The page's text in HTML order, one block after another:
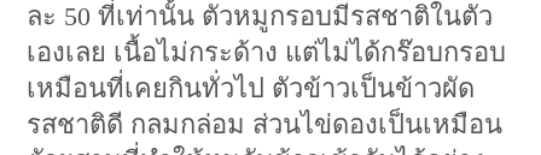
ละ 50 ที่เท่านั้น ตัวหมูกรอบมีรสชาติในตัว
เองเลย เนื้อไม่กระด้าง แต่ไม่ได้กร๊อบกรอบ
เหมือนที่เคยกินทั่วไป ตัวข้าวเป็นข้าวผัด
รสชาติดี กลมกล่อม ส่วนไข่ดองเป็นเหมือน